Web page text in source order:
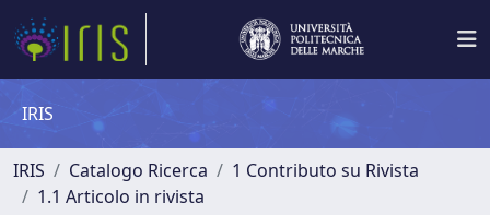
IRIS
IRIS Catalogo Ricerca
1 Contributo su Rivista
1.1 Articolo in rivista